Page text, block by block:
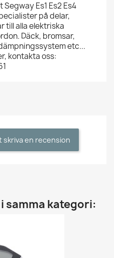
Es1 Es2 Es4
på delar,
till alla elektriska
Däck, bromsar,
etc...
kontakta oss:
skriva en recension
samma kategori: